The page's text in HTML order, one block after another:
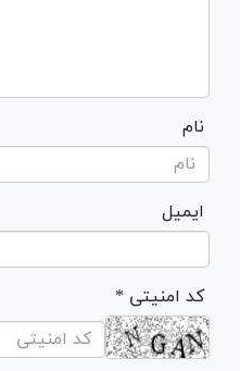
نام
ایمیل
* کد امنیتی